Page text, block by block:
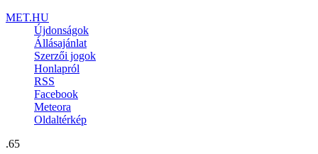
MET.HU
Újdonságok
Állásajánlat
Szerzői jogok
Honlapról
RSS
Facebook
Meteora
Oldaltérkép
.65